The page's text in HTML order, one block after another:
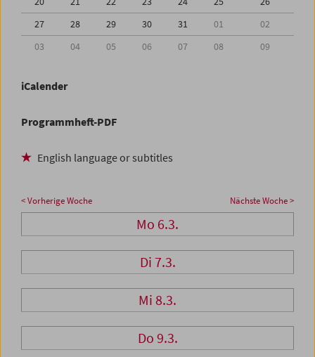
27
28 29 30 31 01
02
03
04 05 06 07 08 09
iCalender
Programmheft-PDF
English language or subtitles
< Vorherige Woche Nächste Woche >
Mo 6.3.
Di 7.3.
Mi 8.3.
Do 9.3.